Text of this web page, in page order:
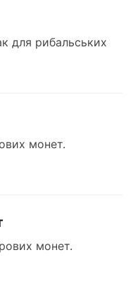
для рибальських
монет.
монет.